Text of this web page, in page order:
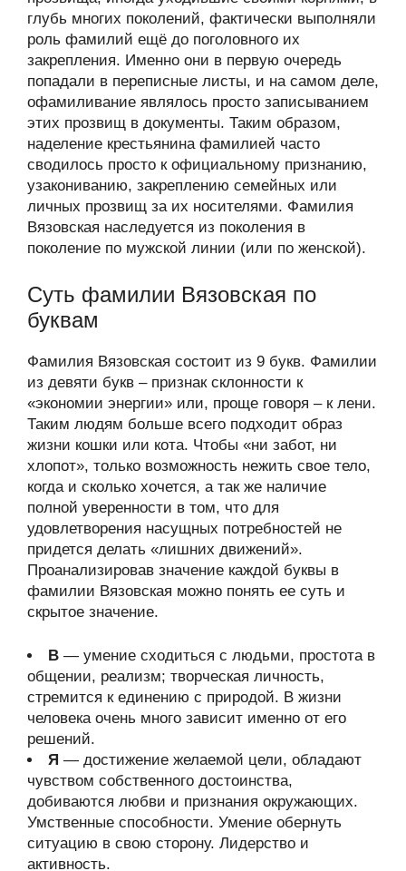
глубь многих поколений, фактически выполняли
роль фамилий ещё до поголовного их
закрепления. Именно они в первую очередь
попадали в переписные листы, и на самом деле,
офамиливание являлось просто записыванием
этих прозвищ в документы. Таким образом,
наделение крестьянина фамилией часто
сводилось просто к официальному признанию,
узакониванию, закреплению семейных или
личных прозвищ за их носителями. Фамилия
Вязовская наследуется из поколения в
поколение по мужской линии (или по женской).
Суть фамилии Вязовская по
буквам
Фамилия Вязовская состоит из 9 букв. Фамилии
из девяти букв – признак склонности к
«экономии энергии» или, проще говоря – к лени.
Таким людям больше всего подходит образ
жизни кошки или кота. Чтобы «ни забот, ни
хлопот», только возможность нежить свое тело,
когда и сколько хочется, а так же наличие
полной уверенности в том, что для
удовлетворения насущных потребностей не
придется делать «лишних движений».
Проанализировав значение каждой буквы в
фамилии Вязовская можно понять ее суть и
скрытое значение.
В — умение сходиться с людьми, простота в
общении, реализм; творческая личность,
стремится к единению с природой. В жизни
человека очень много зависит именно от его
решений.
Я — достижение желаемой цели, обладают
чувством собственного достоинства,
добиваются любви и признания окружающих.
Умственные способности. Умение обернуть
ситуацию в свою сторону. Лидерство и
активность.